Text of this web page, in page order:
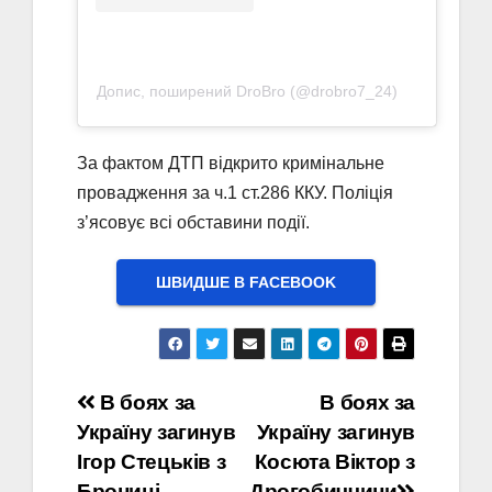
Допис, поширений DroBro (@drobro7_24)
За фактом ДТП відкрито кримінальне
провадження за ч.1 ст.286 ККУ. Поліція
з’ясовує всі обставини події.
ШВИДШЕ В FACEBOOK
Навігація
записів
В боях за
Україну загинув
Косюта Віктор з
В боях за
Україну загинув
Ігор Стецьків з